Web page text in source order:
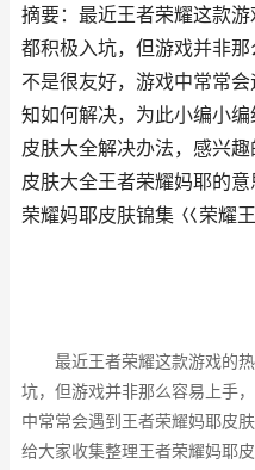
摘要：最近王者荣耀这款
都积极入坑，但游戏并非
不是很友好，游戏中常常
知如何解决，为此小编小
皮肤大全解决办法，感兴
皮肤大全王者荣耀妈耶的
荣耀妈耶皮肤锦集 巜荣耀
最近王者荣耀这款游戏的
坑，但游戏并非那么容易上手
中常常会遇到王者荣耀妈耶皮
给大家收集整理王者荣耀妈耶